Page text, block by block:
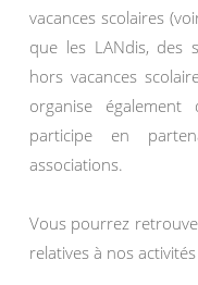
vacances scolaires
que les LANdis, des
hors vacances
organise également
participe en
associations.
Vous pourrez
relatives à nos